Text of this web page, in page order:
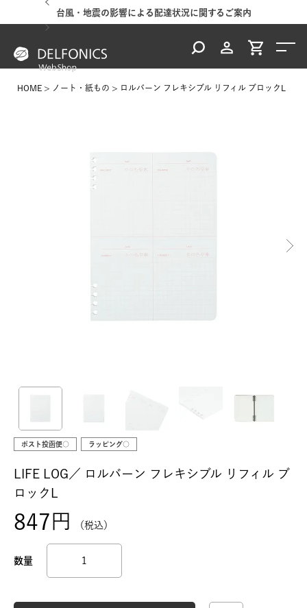
台風・地震の影響による配達状況に関するご案内
HOME ノート・紙もの ロルバーン フレキシブル リフィル ブロックL
ポスト投函便○ ラッピング○
LIFE LOG／ ロルバーン フレキシブル リフィル ブ
ロックL
847 税込